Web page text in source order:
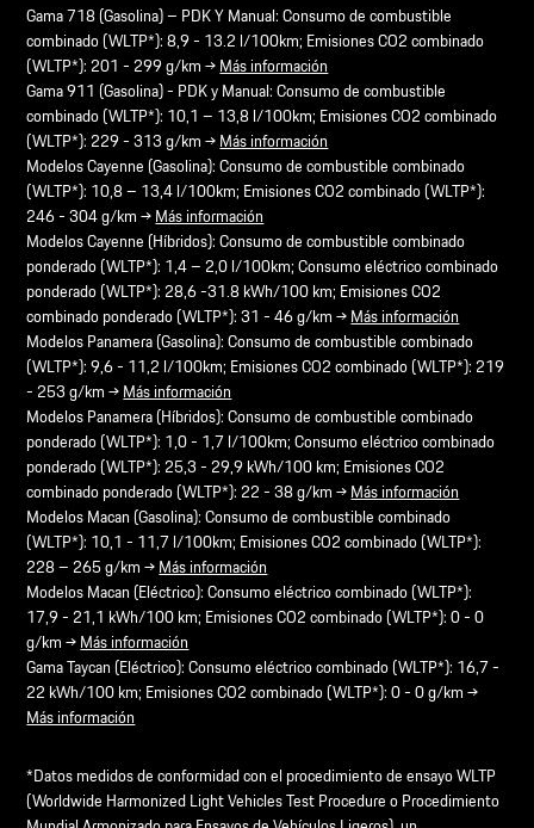
Gama 718 (Gasolina) – PDK Y Manual: Consumo de combustible
combinado (WLTP*): 8,9 - 13.2 l/100km; Emisiones CO2 combinado
(WLTP*): 201 - 299 g/km →Más información
Gama 911 (Gasolina) - PDK y Manual: Consumo de combustible
combinado (WLTP*): 10,1 – 13,8 l/100km; Emisiones CO2 combinado
(WLTP*): 229 - 313 g/km →Más información
Modelos Cayenne (Gasolina): Consumo de combustible combinado
(WLTP*): 10,8 – 13,4 l/100km; Emisiones CO2 combinado (WLTP*):
246 - 304 g/km →Más información
Modelos Cayenne (Híbridos): Consumo de combustible combinado
ponderado (WLTP*): 1,4 – 2,0 l/100km; Consumo eléctrico combinado
ponderado (WLTP*): 28,6 -31.8 kWh/100 km; Emisiones CO2
combinado ponderado (WLTP*): 31 - 46 g/km →Más información
Modelos Panamera (Gasolina): Consumo de combustible combinado
(WLTP*): 9,6 - 11,2 l/100km; Emisiones CO2 combinado (WLTP*): 219
- 253 g/km →Más información
Modelos Panamera (Híbridos): Consumo de combustible combinado
ponderado (WLTP*): 1,0 - 1,7 l/100km; Consumo eléctrico combinado
ponderado (WLTP*): 25,3 - 29,9 kWh/100 km; Emisiones CO2
combinado ponderado (WLTP*): 22 - 38 g/km →Más información
Modelos Macan (Gasolina): Consumo de combustible combinado
(WLTP*): 10,1 - 11,7 l/100km; Emisiones CO2 combinado (WLTP*):
228 – 265 g/km →Más información
Modelos Macan (Eléctrico): Consumo eléctrico combinado (WLTP*):
17,9 - 21,1 kWh/100 km; Emisiones CO2 combinado (WLTP*): 0 - 0
g/km →Más información
Gama Taycan (Eléctrico): Consumo eléctrico combinado (WLTP*): 16,7 -
22 kWh/100 km; Emisiones CO2 combinado (WLTP*): 0 - 0 g/km →
Más información
*Datos medidos de conformidad con el procedimiento de ensayo WLTP
(Worldwide Harmonized Light Vehicles Test Procedure o Procedimiento